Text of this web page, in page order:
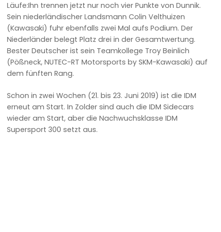
Läufe:Ihn trennen jetzt nur noch vier Punkte von Dunnik.
Sein niederländischer Landsmann Colin Velthuizen
(Kawasaki) fuhr ebenfalls zwei Mal aufs Podium. Der
Niederländer belegt Platz drei in der Gesamtwertung.
Bester Deutscher ist sein Teamkollege Troy Beinlich
(Pößneck, NUTEC-RT Motorsports by SKM-Kawasaki) auf
dem fünften Rang.
Schon in zwei Wochen (21. bis 23. Juni 2019) ist die IDM
erneut am Start. In Zolder sind auch die IDM Sidecars
wieder am Start, aber die Nachwuchsklasse IDM
Supersport 300 setzt aus.